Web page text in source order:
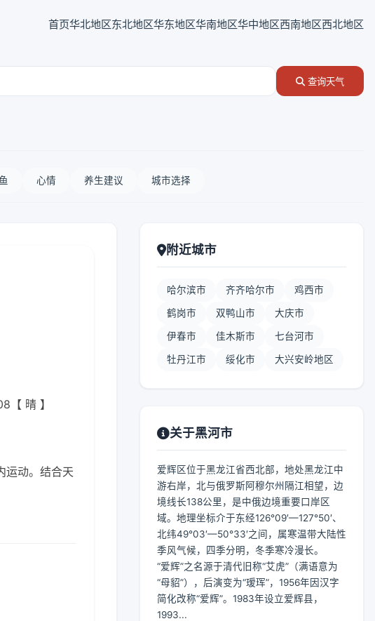
首页华北地区东北地区华东地区华南地区华中地区西南地区西北地区
查询天气
心情 养生建议 城市选择
晴 】
运动。结合天
附近城市
哈尔滨市 齐齐哈尔市 鸡西市
鹤岗市 双鸭山市 大庆市
伊春市 佳木斯市 七台河市
牡丹江市 绥化市 大兴安岭地区
关于黑河市
爱辉区位于黑龙江省西北部，地处黑龙江中
游右岸，北与俄罗斯阿穆尔州隔江相望，边
境线长138公里，是中俄边境重要口岸区
域。地理坐标介于东经126°09′—127°50′、
北纬49°03′—50°33′之间，属寒温带大陆性
季风气候，四季分明，冬季寒冷漫长。
“爱辉”之名源于清代旧称“艾虎”（满语意为
“母貂”），后演变为“瑷珲”，1956年因汉字
简化改称“爱辉”。1983年设立爱辉县，
1993...